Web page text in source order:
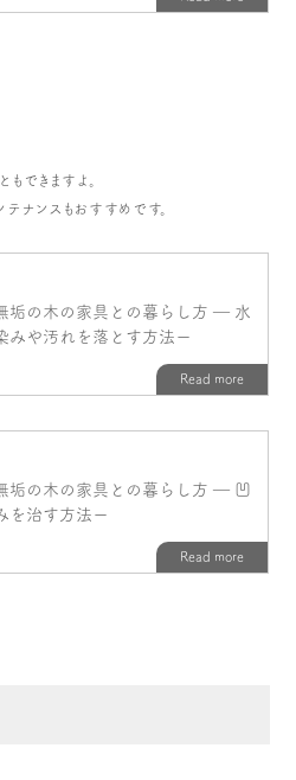
できますよ。
ナンスもおすすめです。